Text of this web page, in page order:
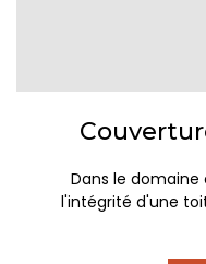
Dans le
l'intégrité d'une